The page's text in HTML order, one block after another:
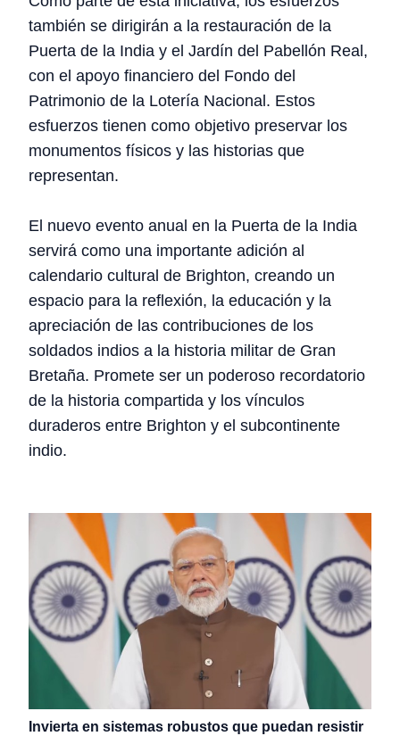
también se dirigirán a la restauración de la
Puerta de la India y el Jardín del Pabellón Real,
con el apoyo financiero del Fondo del
Patrimonio de la Lotería Nacional. Estos
esfuerzos tienen como objetivo preservar los
monumentos físicos y las historias que
representan.
El nuevo evento anual en la Puerta de la India
servirá como una importante adición al
calendario cultural de Brighton, creando un
espacio para la reflexión, la educación y la
apreciación de las contribuciones de los
soldados indios a la historia militar de Gran
Bretaña. Promete ser un poderoso recordatorio
de la historia compartida y los vínculos
duraderos entre Brighton y el subcontinente
indio.
Invierta en sistemas robustos que puedan resistir